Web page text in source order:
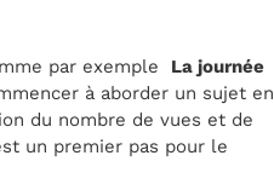
par exemple La journée
à aborder un sujet en
du nombre de vues et de
un premier pas pour le